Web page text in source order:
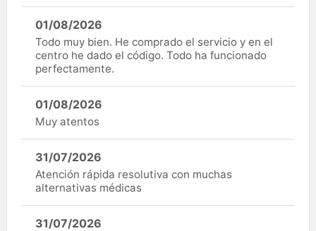
01/08/2026
Todo muy bien. He comprado el servicio y en el
centro he dado el código. Todo ha funcionado
perfectamente.
01/08/2026
Muy atentos
31/07/2026
Atención rápida resolutiva con muchas
alternativas médicas
31/07/2026